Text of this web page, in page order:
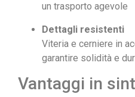
un trasporto agevole
Dettagli resistenti
Viteria e cerniere in
garantire solidità e
Vantaggi in